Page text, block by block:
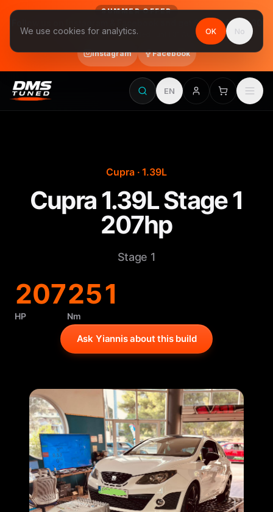
SUMMER OFFER
Follow us on Instagram & Facebook and get Stage 1 for €390
final price, VAT included · until 31 August
Instagram Facebook
EN
Cupra · 1.39L
Cupra 1.39L Stage 1
207hp
Stage 1
207
HP
251
Nm
Ask Yiannis about this build
We use cookies for analytics. OK No